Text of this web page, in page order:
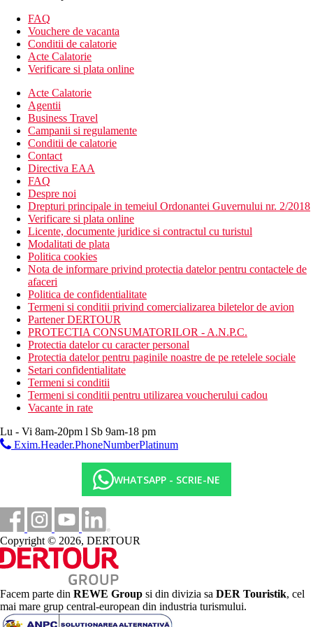
elemente swahili. Hol cu ​​receptie, restaurant principal, restaurant
a la carte, 2 baruri, spalatorie, piscina in aer liber, magazin de
cadouri, spa luxos Forest Breeze, centru de scufundari si centru
de sporturi nautice.
cu nisip
Activitati sportive contra cost
centru de scufundari
golf
Mese
Mic dejun
Cina sau pensiune completa (contra cost)
Categoria oficiala
5 stele
Distanţe
3 km
teren de golf
4,7 km
Distanta de cel mai apropiat aeroport
0 m
Distanta pana la plaja
Plaja
Hotel langa plaja
Vacanta la plaja
Sezlonguri langa piscina
Umbrele de soare la piscina
Galerie foto
FAQ
Vouchere de vacanta
Conditii de calatorie
Acte Calatorie
Verificare si plata online
Acte Calatorie
Agentii
Business Travel
Campanii si regulamente
Conditii de calatorie
Contact
Directiva EAA
FAQ
Despre noi
Drepturi principale in temeiul Ordonantei Guvernului nr. 2/2018
Verificare si plata online
Licente, documente juridice si contractul cu turistul
Modalitati de plata
Politica cookies
Nota de informare privind protectia datelor pentru contactele de
afaceri
Politica de confidentialitate
Termeni si conditii privind comercializarea biletelor de avion
Partener DERTOUR
PROTECTIA CONSUMATORILOR - A.N.P.C.
Protectia datelor cu caracter personal
Protectia datelor pentru paginile noastre de pe retelele sociale
Setari confidentialitate
Termeni si conditii
Termeni si conditii pentru utilizarea voucherului cadou
Vacante in rate
Lu - Vi 8am-20pm l Sb 9am-18 pm
Exim.Header.PhoneNumberPlatinum
WHATSAPP - SCRIE-NE
Copyright © 2026, DERTOUR
Facem parte din REWE Group si din divizia sa DER Touristik, cel
mai mare grup central-european din industria turismului.